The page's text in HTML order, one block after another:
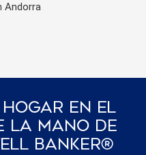
Andorra
En El
Mano De
Banker®